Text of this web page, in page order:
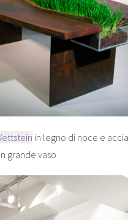
in legno di noce e
grande vaso